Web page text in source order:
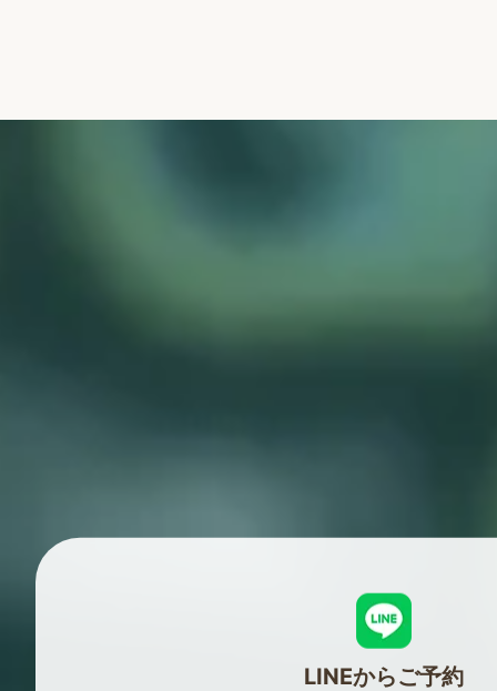
LINEからご予約